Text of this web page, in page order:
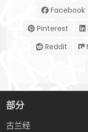
Facebook
Pinterest
Reddit
部分
古兰经